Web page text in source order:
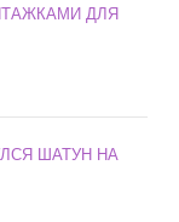
ДЛЯ
ШАТУН НА